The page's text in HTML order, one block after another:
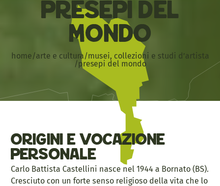
Presepi del
mondo
home/arte e cultura/musei, collezioni e studi d’artista
/presepi del mondo
Origini e vocazione
personale
Carlo Battista Castellini nasce nel 1944 a Bornato (BS).
Cresciuto con un forte senso religioso della vita che lo